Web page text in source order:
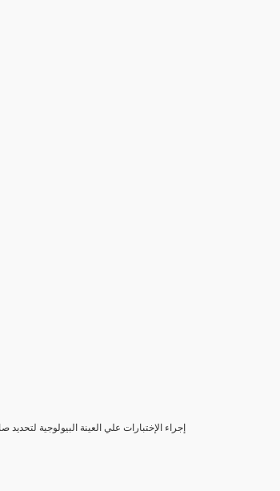
(7) إجراء الإختبارات علي العينة البيولوجية